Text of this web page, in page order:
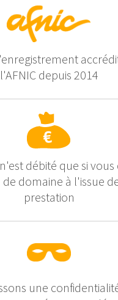
l'AFNIC depuis 2014
débité que si
domaine à l'issue
prestation
une